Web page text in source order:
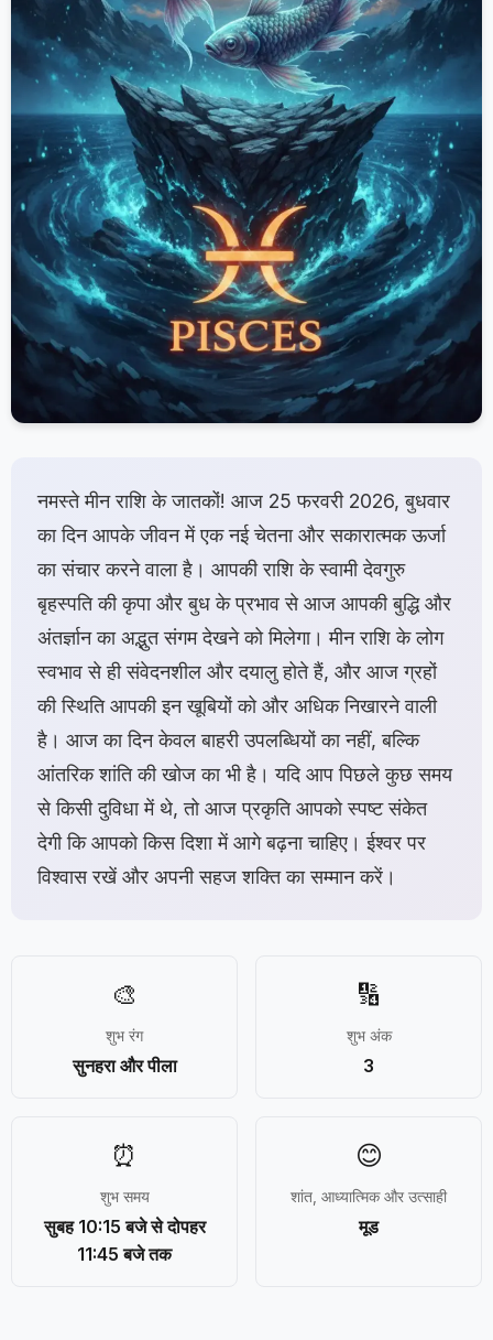
नमस्ते मीन राशि के जातकों! आज 25 फरवरी 2026, बुधवार
का दिन आपके जीवन में एक नई चेतना और सकारात्मक ऊर्जा
का संचार करने वाला है। आपकी राशि के स्वामी देवगुरु
बृहस्पति की कृपा और बुध के प्रभाव से आज आपकी बुद्धि और
अंतर्ज्ञान का अद्भुत संगम देखने को मिलेगा। मीन राशि के लोग
स्वभाव से ही संवेदनशील और दयालु होते हैं, और आज ग्रहों
की स्थिति आपकी इन खूबियों को और अधिक निखारने वाली
है। आज का दिन केवल बाहरी उपलब्धियों का नहीं, बल्कि
आंतरिक शांति की खोज का भी है। यदि आप पिछले कुछ समय
से किसी दुविधा में थे, तो आज प्रकृति आपको स्पष्ट संकेत
देगी कि आपको किस दिशा में आगे बढ़ना चाहिए। ईश्वर पर
विश्वास रखें और अपनी सहज शक्ति का सम्मान करें।
🎨
शुभ रंग
सुनहरा और पीला
🔢
शुभ अंक
3
⏰
शुभ समय
सुबह 10:15 बजे से दोपहर
11:45 बजे तक
😊
शांत, आध्यात्मिक और उत्साही
मूड